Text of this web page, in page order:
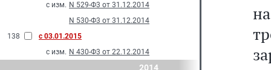
с изм. N 529-Ф3 от 31.12.2014
N 530-Ф3 от 31.12.2014
138
с 03.01.2015
с изм. N 430-Ф3 от 22.12.2014
2014